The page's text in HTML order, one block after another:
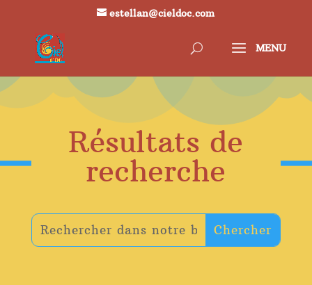
estellan@cieldoc.com
Résultats de
recherche